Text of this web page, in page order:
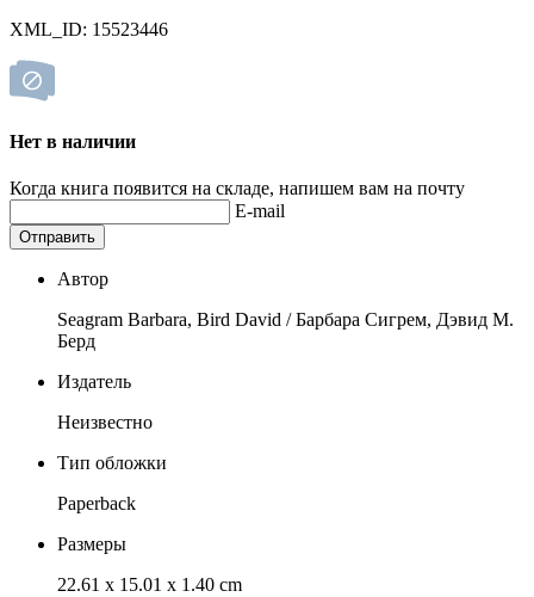
XML_ID: 15523446
Нет в наличии
Когда книга появится на складе, напишем вам на почту
E-mail
Отправить
Автор
Seagram Barbara, Bird David / Барбара Сигрем, Дэвид М.
Берд
Издатель
Неизвестно
Тип обложки
Paperback
Размеры
22.61 x 15.01 x 1.40 cm